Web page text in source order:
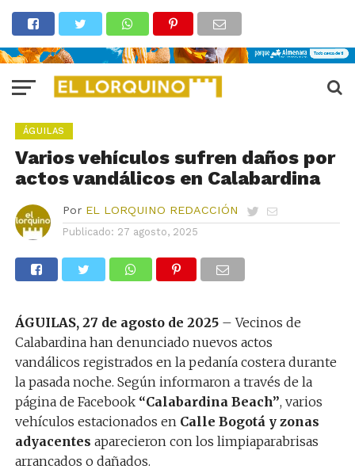
ÁGUILAS
Varios vehículos sufren daños por
actos vandálicos en Calabardina
Por EL LORQUINO REDACCIÓN
Publicado: 27 agosto, 2025
ÁGUILAS, 27 de agosto de 2025– Vecinos de
Calabardina han denunciado nuevos actos
vandálicos registrados en la pedanía costera durante
la pasada noche. Según informaron a través de la
página de Facebook “Calabardina Beach”, varios
vehículos estacionados en Calle Bogotá y zonas
adyacentes aparecieron con los limpiaparabrisas
arrancados o dañados.